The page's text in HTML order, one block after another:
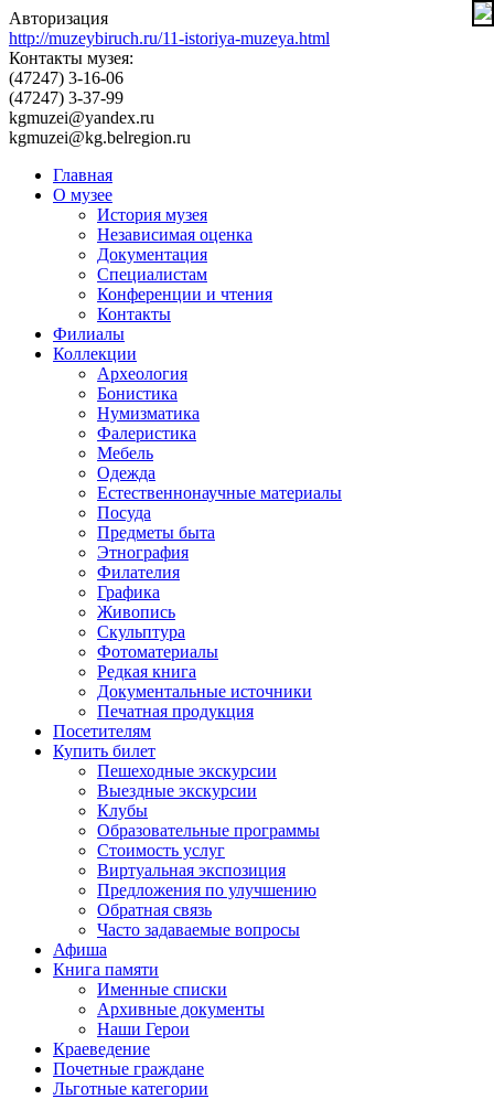
Авторизация
http://muzeybiruch.ru/11-istoriya-muzeya.html
Контакты музея:
(47247) 3-16-06
(47247) 3-37-99
kgmuzei@yandex.ru
kgmuzei@kg.belregion.ru
Главная
О музее
История музея
Независимая оценка
Документация
Специалистам
Конференции и чтения
Контакты
Филиалы
Коллекции
Археология
Бонистика
Нумизматика
Фалеристика
Мебель
Одежда
Естественнонаучные материалы
Посуда
Предметы быта
Этнография
Филателия
Графика
Живопись
Скульптура
Фотоматериалы
Редкая книга
Документальные источники
Печатная продукция
Посетителям
Купить билет
Пешеходные экскурсии
Выездные экскурсии
Клубы
Образовательные программы
Стоимость услуг
Виртуальная экспозиция
Предложения по улучшению
Обратная связь
Часто задаваемые вопросы
Афиша
Книга памяти
Именные списки
Архивные документы
Наши Герои
Краеведение
Почетные граждане
Льготные категории